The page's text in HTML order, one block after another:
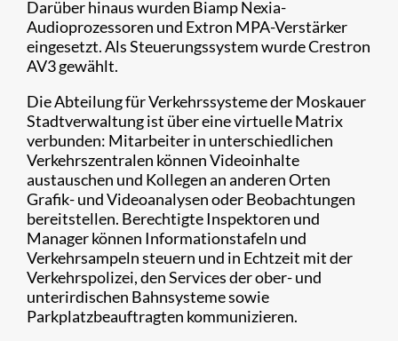
Darüber hinaus wurden Biamp Nexia-
Audioprozessoren und Extron MPA-Verstärker
eingesetzt. Als Steuerungssystem wurde Crestron
AV3 gewählt.
Die Abteilung für Verkehrssysteme der Moskauer
Stadtverwaltung ist über eine virtuelle Matrix
verbunden: Mitarbeiter in unterschiedlichen
Verkehrszentralen können Videoinhalte
austauschen und Kollegen an anderen Orten
Grafik- und Videoanalysen oder Beobachtungen
bereitstellen. Berechtigte Inspektoren und
Manager können Informationstafeln und
Verkehrsampeln steuern und in Echtzeit mit der
Verkehrspolizei, den Services der ober- und
unterirdischen Bahnsysteme sowie
Parkplatzbeauftragten kommunizieren.